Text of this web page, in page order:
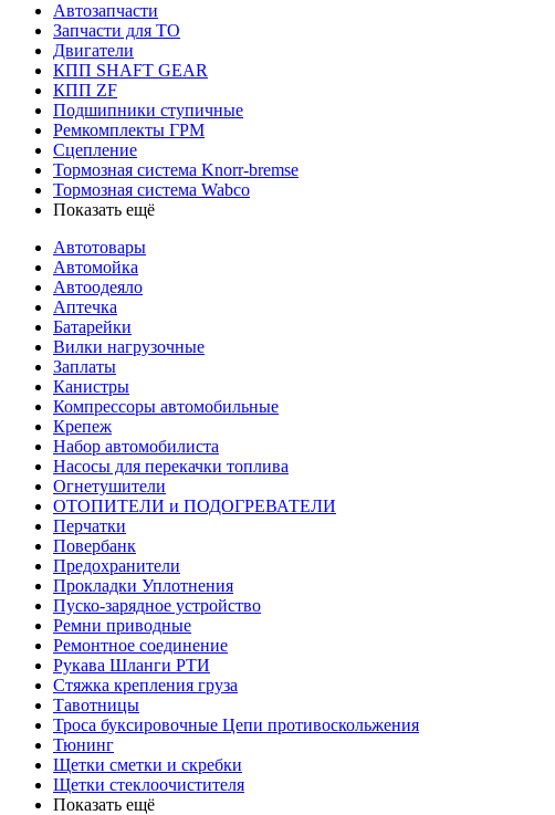
Автозапчасти
Запчасти для ТО
Двигатели
КПП SHAFT GEAR
КПП ZF
Подшипники ступичные
Ремкомплекты ГРМ
Сцепление
Тормозная система Knorr-bremse
Тормозная система Wabco
Показать ещё
Автотовары
Автомойка
Автоодеяло
Аптечка
Батарейки
Вилки нагрузочные
Заплаты
Канистры
Компрессоры автомобильные
Крепеж
Набор автомобилиста
Насосы для перекачки топлива
Огнетушители
ОТОПИТЕЛИ и ПОДОГРЕВАТЕЛИ
Перчатки
Повербанк
Предохранители
Прокладки Уплотнения
Пуско-зарядное устройство
Ремни приводные
Ремонтное соединение
Рукава Шланги РТИ
Стяжка крепления груза
Тавотницы
Троса буксировочные Цепи противоскольжения
Тюнинг
Щетки сметки и скребки
Щетки стеклоочистителя
Показать ещё